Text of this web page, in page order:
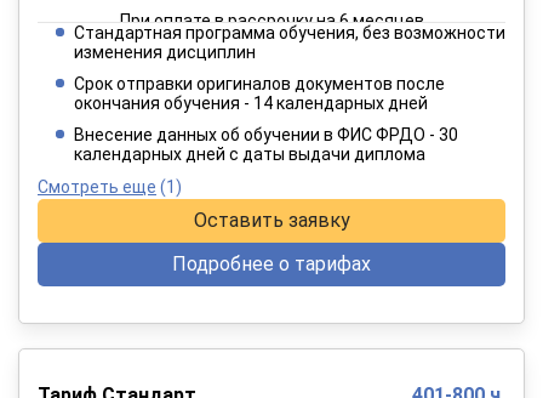
При оплате в рассрочку на 6 месяцев
2 749 руб.
При оплате в рассрочку на 12 месяцев
Стандартная программа обучения, без возможности
изменения дисциплин
Срок отправки оригиналов документов после
окончания обучения - 14 календарных дней
Внесение данных об обучении в ФИС ФРДО - 30
календарных дней с даты выдачи диплома
Смотреть еще (1)
Оставить заявку
Подробнее о тарифах